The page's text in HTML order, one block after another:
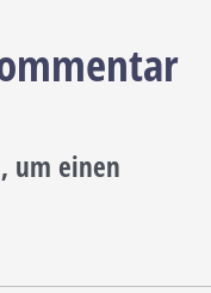
um einen